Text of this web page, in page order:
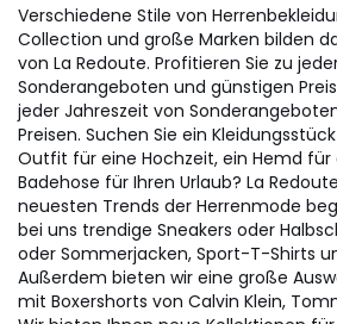
Verschiedene Stile von
Collection und große Marken bilden
von La Redoute. Profitieren Sie zu
Sonderangeboten und günstigen
jeder Jahreszeit von
Preisen. Suchen Sie ein
Outfit für eine Hochzeit, ein Hemd für
Badehose für Ihren Urlaub? La
neuesten Trends der Herrenmode
bei uns trendige Sneakers oder
oder Sommerjacken, Sport-T-Shirts
Außerdem bieten wir eine große
mit Boxershorts von Calvin Klein,